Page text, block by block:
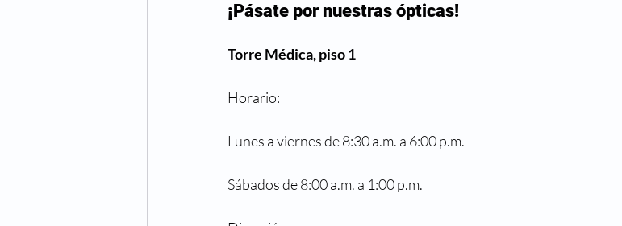
¡Pásate por nuestras ópticas!
Torre Médica, piso 1
Horario:
Lunes a viernes de 8:30 a.m. a 6:00 p.m.
Sábados de 8:00 a.m. a 1:00 p.m.